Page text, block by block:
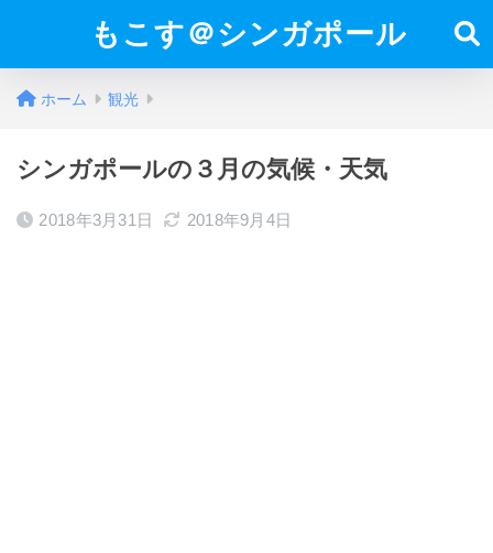
もこす＠シンガポール
ホーム 観光
シンガポールの３月の気候・天気
2018年3月31日 2018年9月4日